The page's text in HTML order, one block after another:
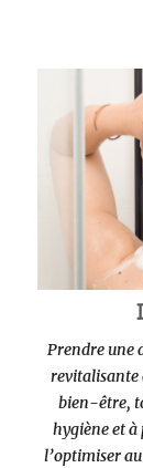
Prendre une
revitalisante
bien-être,
hygiène et à
l’optimiser